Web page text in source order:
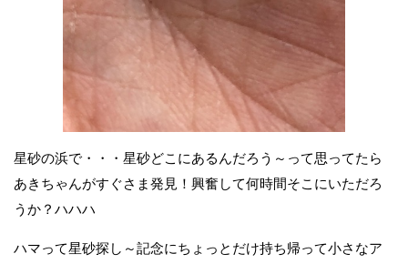
星砂の浜で・・・星砂どこにあるんだろう～って思ってたら
あきちゃんがすぐさま発見！興奮して何時間そこにいただろ
うか？ハハハ
ハマって星砂探し～記念にちょっとだけ持ち帰って小さなア